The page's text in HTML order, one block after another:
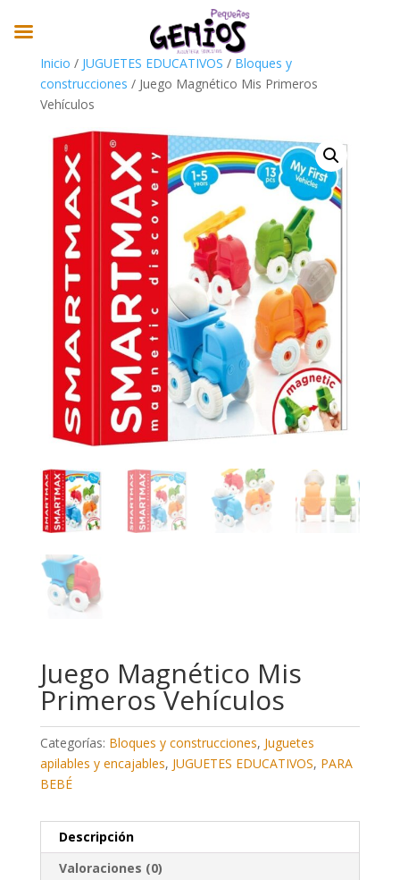
Inicio / JUGUETES EDUCATIVOS / Bloques y
construcciones / Juego Magnético Mis Primeros
Vehículos
Juego Magnético Mis
Primeros Vehículos
Categorías: Bloques y construcciones, Juguetes
apilables y encajables, JUGUETES EDUCATIVOS, PARA
BEBÉ
Descripción
Valoraciones (0)